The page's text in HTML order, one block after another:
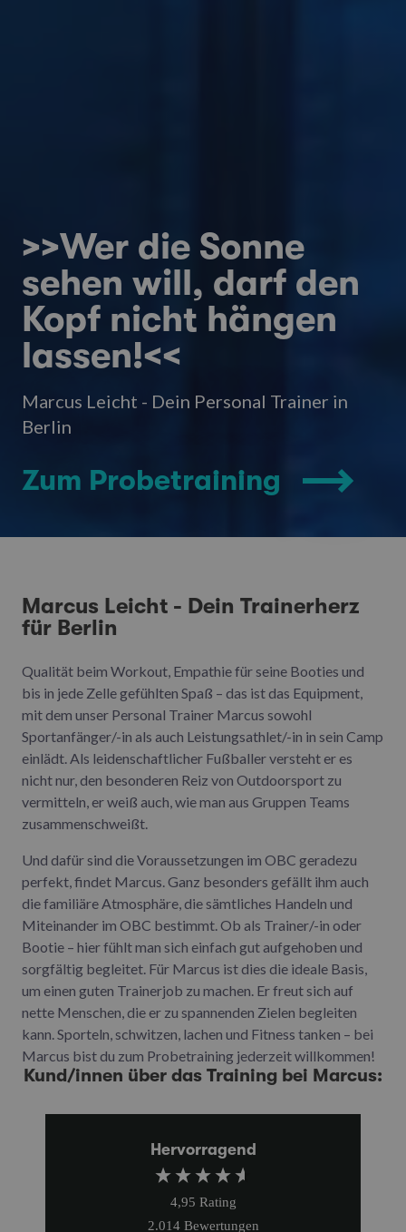
>>Wer die Sonne
sehen will, darf den
Kopf nicht hängen
lassen!<<
Marcus Leicht - Dein Personal Trainer in
Berlin
Zum Probetraining
Marcus Leicht - Dein Trainerherz
für Berlin
Qualität beim Workout, Empathie für seine Booties und
bis in jede Zelle gefühlten Spaß – das ist das Equipment,
mit dem unser Personal Trainer Marcus sowohl
Sportanfänger/-in als auch Leistungsathlet/-in in sein Camp
einlädt. Als leidenschaftlicher Fußballer versteht er es
nicht nur, den besonderen Reiz von Outdoorsport zu
vermitteln, er weiß auch, wie man aus Gruppen Teams
zusammenschweißt.
Und dafür sind die Voraussetzungen im OBC geradezu
perfekt, findet Marcus. Ganz besonders gefällt ihm auch
die familiäre Atmosphäre, die sämtliches Handeln und
Miteinander im OBC bestimmt. Ob als Trainer/-in oder
Bootie – hier fühlt man sich einfach gut aufgehoben und
sorgfältig begleitet. Für Marcus ist dies die ideale Basis,
um einen guten Trainerjob zu machen. Er freut sich auf
nette Menschen, die er zu spannenden Zielen begleiten
kann. Sporteln, schwitzen, lachen und Fitness tanken – bei
Marcus bist du zum Probetraining jederzeit willkommen!
Kund/innen über das Training bei Marcus:
Hervorragend
4,95 Rating
2.014 Bewertungen